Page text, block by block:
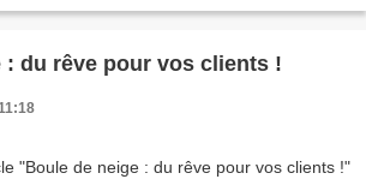
: du rêve pour vos clients !